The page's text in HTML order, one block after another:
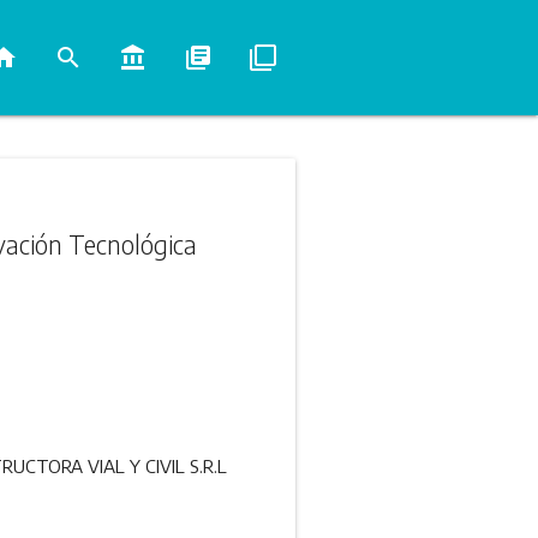
search account_balance library_books filter_none
Tecnológica
VIAL Y CIVIL S.R.L